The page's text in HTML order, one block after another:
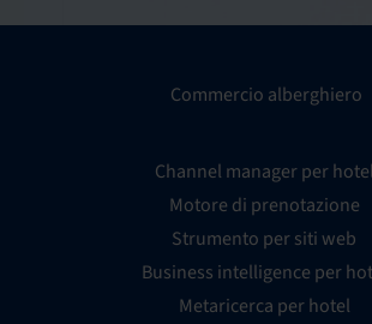
Commercio alberghiero
Channel manager per hotel
Motore di prenotazione
Strumento per siti web
Business intelligence per
Metaricerca per hotel